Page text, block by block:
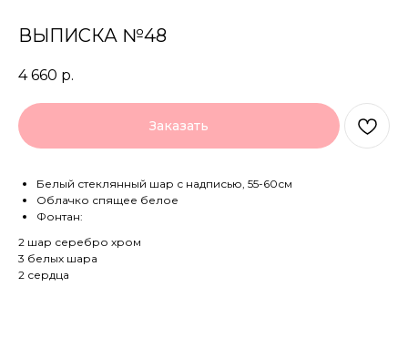
ВЫПИСКА №48
4 660 р.
Заказать
Белый стеклянный шар с надписью, 55-60см
Облачко спящее белое
Фонтан:
2 шар серебро хром
3 белых шара
2 сердца